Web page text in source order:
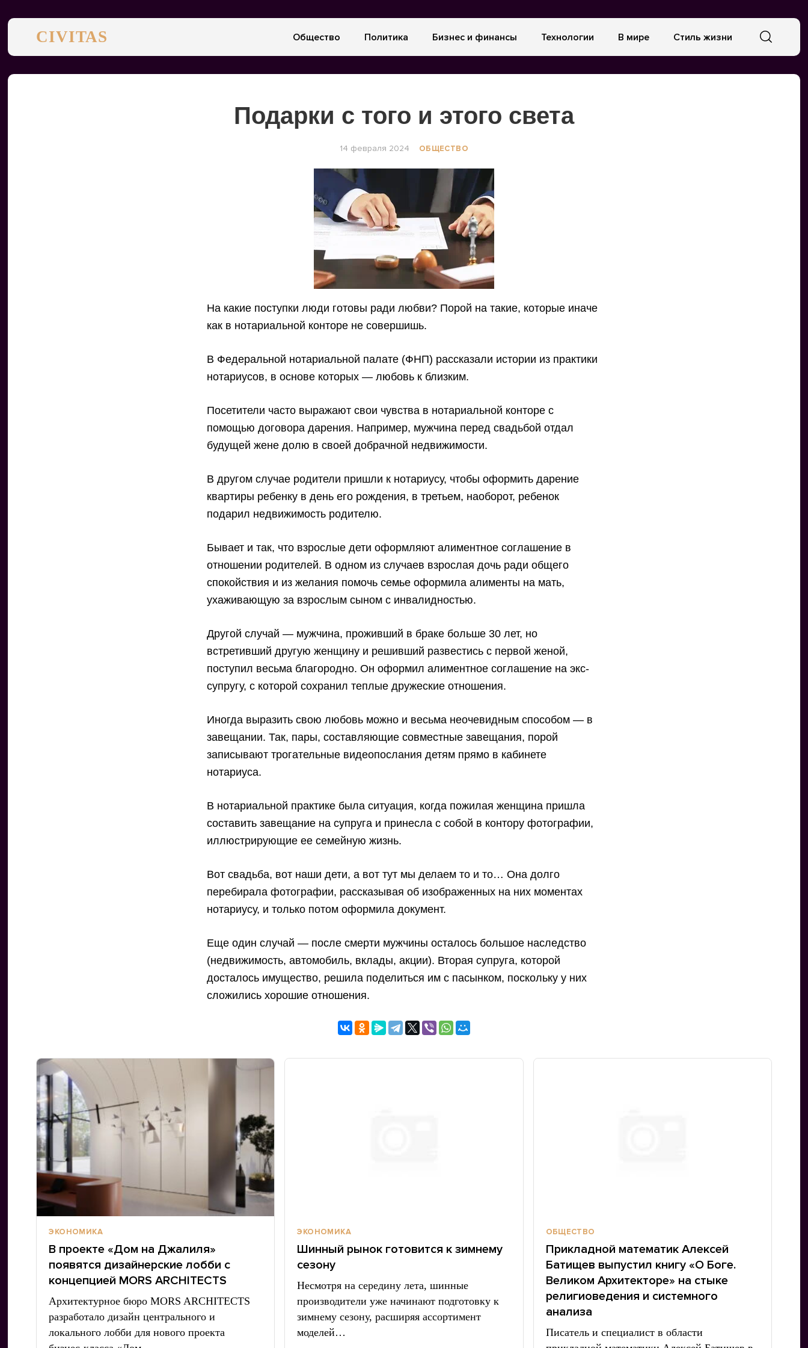
CIVITAS Общество Политика Бизнес и финансы Технологии В мире Стиль жизни
Подарки с того и этого света
14 февраля 2024 ОБЩЕСТВО
На какие поступки люди готовы ради любви? Порой на такие, которые иначе
как в нотариальной конторе не совершишь.
В Федеральной нотариальной палате (ФНП) рассказали истории из практики
нотариусов, в основе которых — любовь к близким.
Посетители часто выражают свои чувства в нотариальной конторе с
помощью договора дарения. Например, мужчина перед свадьбой отдал
будущей жене долю в своей добрачной недвижимости.
В другом случае родители пришли к нотариусу, чтобы оформить дарение
квартиры ребенку в день его рождения, в третьем, наоборот, ребенок
подарил недвижимость родителю.
Бывает и так, что взрослые дети оформляют алиментное соглашение в
отношении родителей. В одном из случаев взрослая дочь ради общего
спокойствия и из желания помочь семье оформила алименты на мать,
ухаживающую за взрослым сыном с инвалидностью.
Другой случай — мужчина, проживший в браке больше 30 лет, но
встретивший другую женщину и решивший развестись с первой женой,
поступил весьма благородно. Он оформил алиментное соглашение на экс-
супругу, с которой сохранил теплые дружеские отношения.
Иногда выразить свою любовь можно и весьма неочевидным способом — в
завещании. Так, пары, составляющие совместные завещания, порой
записывают трогательные видеопослания детям прямо в кабинете
нотариуса.
В нотариальной практике была ситуация, когда пожилая женщина пришла
составить завещание на супруга и принесла с собой в контору фотографии,
иллюстрирующие ее семейную жизнь.
Вот свадьба, вот наши дети, а вот тут мы делаем то и то… Она долго
перебирала фотографии, рассказывая об изображенных на них моментах
нотариусу, и только потом оформила документ.
Еще один случай — после смерти мужчины осталось большое наследство
(недвижимость, автомобиль, вклады, акции). Вторая супруга, которой
досталось имущество, решила поделиться им с пасынком, поскольку у них
сложились хорошие отношения.
ЭКОНОМИКА
В проекте «Дом на Джалиля»
появятся дизайнерские лобби с
концепцией MORS ARCHITECTS
Архитектурное бюро MORS ARCHITECTS
разработало дизайн центрального и
локального лобби для нового проекта
ЭКОНОМИКА
Шинный рынок готовится к зимнему
сезону
Несмотря на середину лета, шинные
производители уже начинают подготовку к
зимнему сезону, расширяя ассортимент
моделей…
ОБЩЕСТВО
Прикладной математик Алексей
Батищев выпустил книгу «О Боге.
Великом Архитекторе» на стыке
религиоведения и системного
анализа
Писатель и специалист в области